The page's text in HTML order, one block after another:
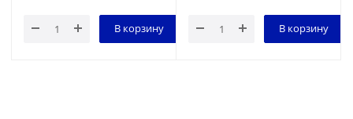
В корзину В корзину